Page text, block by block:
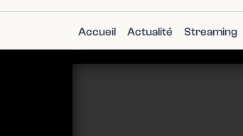
Accueil Actualité Streaming